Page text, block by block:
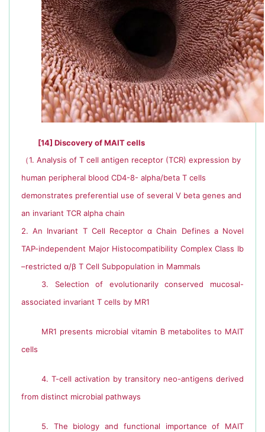
[14] Discovery of MAIT cells
（1. Analysis of T cell antigen receptor (TCR) expression by
human peripheral blood CD4-8- alpha/beta T cells
demonstrates preferential use of several V beta genes and
an invariant TCR alpha chain
2. An Invariant T Cell Receptor α Chain Defines a Novel
TAP-independent Major Histocompatibility Complex Class Ib
–restricted α/β T Cell Subpopulation in Mammals
3. Selection of evolutionarily conserved mucosal-
associated invariant T cells by MR1
MR1 presents microbial vitamin B metabolites to MAIT
cells
4. T-cell activation by transitory neo-antigens derived
from distinct microbial pathways
5. The biology and functional importance of MAIT